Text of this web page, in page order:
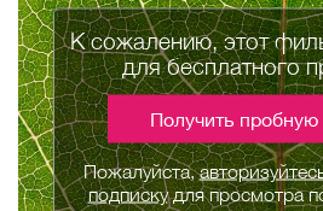
К сожалению, этот
для бесплатного
Получить
Пожалуйста,
подпискудля просмотра